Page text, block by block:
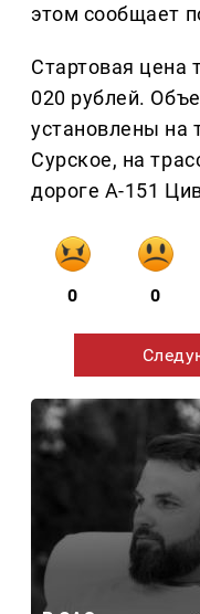
этом сообщает
Стартовая цена
020 рублей.
установлены на
Сурское, на
дороге А-151
0 0